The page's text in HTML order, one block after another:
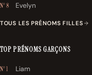
N° 8 Evelyn
TOUS LES PRÉNOMS FILLES
TOP PRÉNOMS GARÇONS
N° 1 Liam